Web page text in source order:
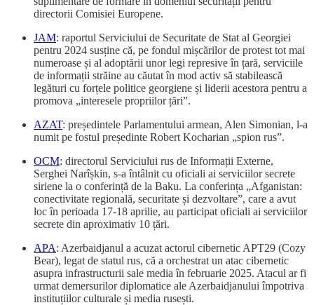
directorii Comisiei Europene.
JAM: raportul Serviciului de Securitate de Stat al Georgiei
pentru 2024 susține că, pe fondul mișcărilor de protest tot mai
numeroase și al adoptării unor legi represive în țară, serviciile
de informații străine au căutat în mod activ să stabilească
legături cu forțele politice georgiene și liderii acestora pentru a
promova „interesele propriilor țări”.
AZAT: președintele Parlamentului armean, Alen Simonian, l-a
numit pe fostul președinte Robert Kocharian „spion rus”.
OCM: directorul Serviciului rus de Informații Externe,
Serghei Narîșkin, s-a întâlnit cu oficiali ai serviciilor secrete
siriene la o conferință de la Baku. La conferința „Afganistan:
conectivitate regională, securitate și dezvoltare”, care a avut
loc în perioada 17-18 aprilie, au participat oficiali ai serviciilor
secrete din aproximativ 10 țări.
APA: Azerbaidjanul a acuzat actorul cibernetic APT29 (Cozy
Bear), legat de statul rus, că a orchestrat un atac cibernetic
asupra infrastructurii sale media în februarie 2025. Atacul ar fi
urmat demersurilor diplomatice ale Azerbaidjanului împotriva
instituțiilor culturale și media rusești.